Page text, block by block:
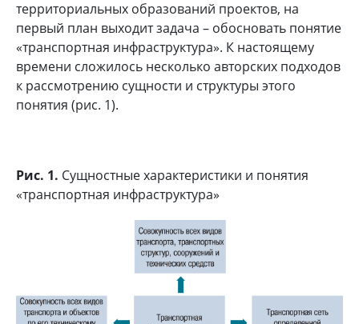
территориальных образований проектов, на
первый план выходит задача – обосновать понятие
«транспортная инфраструктура». К настоящему
времени сложилось несколько авторских подходов
к рассмотрению сущности и структуры этого
понятия (рис. 1).
Рис. 1. Сущностные характеристики и понятия
«транспортная инфраструктура»